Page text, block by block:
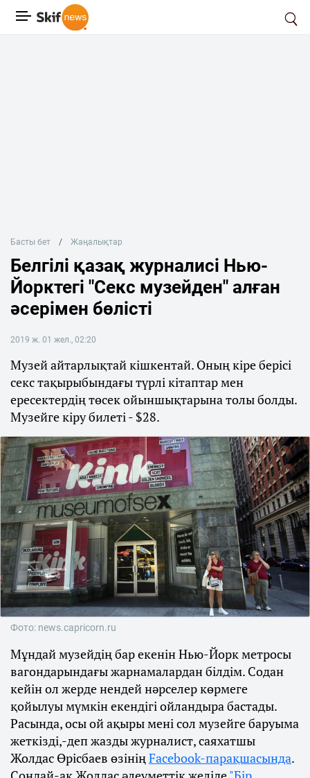
Басты бет Жаңалықтар
Белгілі қазақ журналисі Нью-
Йорктегі "Секс музейден" алған
әсерімен бөлісті
2019 ж. 01 жел., 02:20
Музей айтарлықтай кішкентай. Оның кіре берісі
секс тақырыбындағы түрлі кітаптар мен
ересектердің төсек ойыншықтарына толы болды.
Музейге кіру билеті - $28.
Фото: news.capricorn.ru
Мұндай музейдің бар екенін Нью-Йорк метросы
вагондарындағы жарнамалардан білдім. Содан
кейін ол жерде нендей нәрселер көрмеге
қойылуы мүмкін екендігі ойландыра бастады.
Расында, осы ой ақыры мені сол музейге баруыма
жеткізді,-деп жазды журналист, саяхатшы
Жолдас Өрісбаев өзініңFacebook-парақшасында.